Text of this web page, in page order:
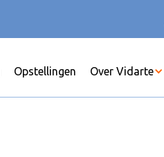
Opstellingen Over Vidarte